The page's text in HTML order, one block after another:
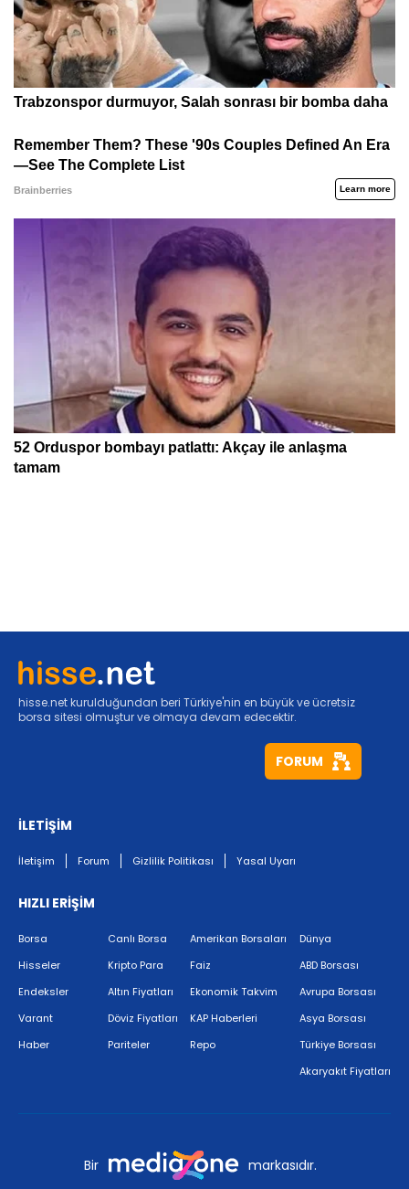
hisse.net kurulduğundan beri Türkiye'nin en büyük ve ücretsiz
borsa sitesi olmuştur ve olmaya devam edecektir.
FORUM
İLETİŞİM
İletişim Forum Gizlilik Politikası Yasal Uyarı
HIZLI ERİŞİM
Borsa
Hisseler
Endeksler
Varant
Haber
Canlı Borsa
Kripto Para
Altın Fiyatları
Döviz Fiyatları
Pariteler
Amerikan Borsaları
Faiz
Ekonomik Takvim
KAP Haberleri
Repo
Dünya
ABD Borsası
Avrupa Borsası
Asya Borsası
Türkiye Borsası
Akaryakıt Fiyatları
Bir markasıdır.